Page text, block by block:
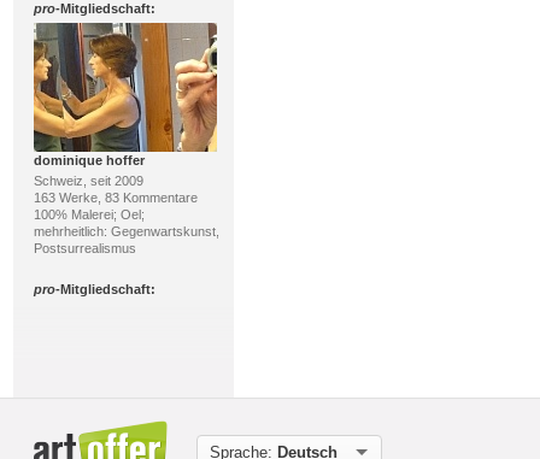
pro-Mitgliedschaft:
dominique hoffer
Schweiz, seit 2009
163 Werke, 83 Kommentare
100% Malerei; Oel;
mehrheitlich: Gegenwartskunst,
Postsurrealismus
pro-Mitgliedschaft:
Sprache: Deutsch